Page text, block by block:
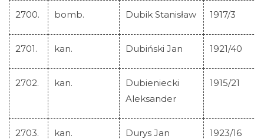
2700. bomb. Dubik Stanisław 1917/3
2701. kan. Dubiński Jan 1921/40
2702. kan.
Dubieniecki
Aleksander
1915/21
2703. kan. Durys Jan 1923/16